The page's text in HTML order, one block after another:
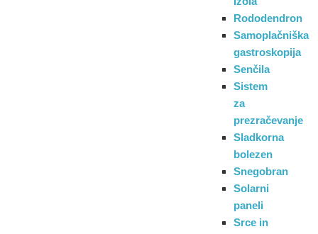
Rododendron
Samoplačniška
gastroskopija
Senčila
Sistem
za
prezračevanje
Sladkorna
bolezen
Snegobran
Solarni
paneli
Srce in